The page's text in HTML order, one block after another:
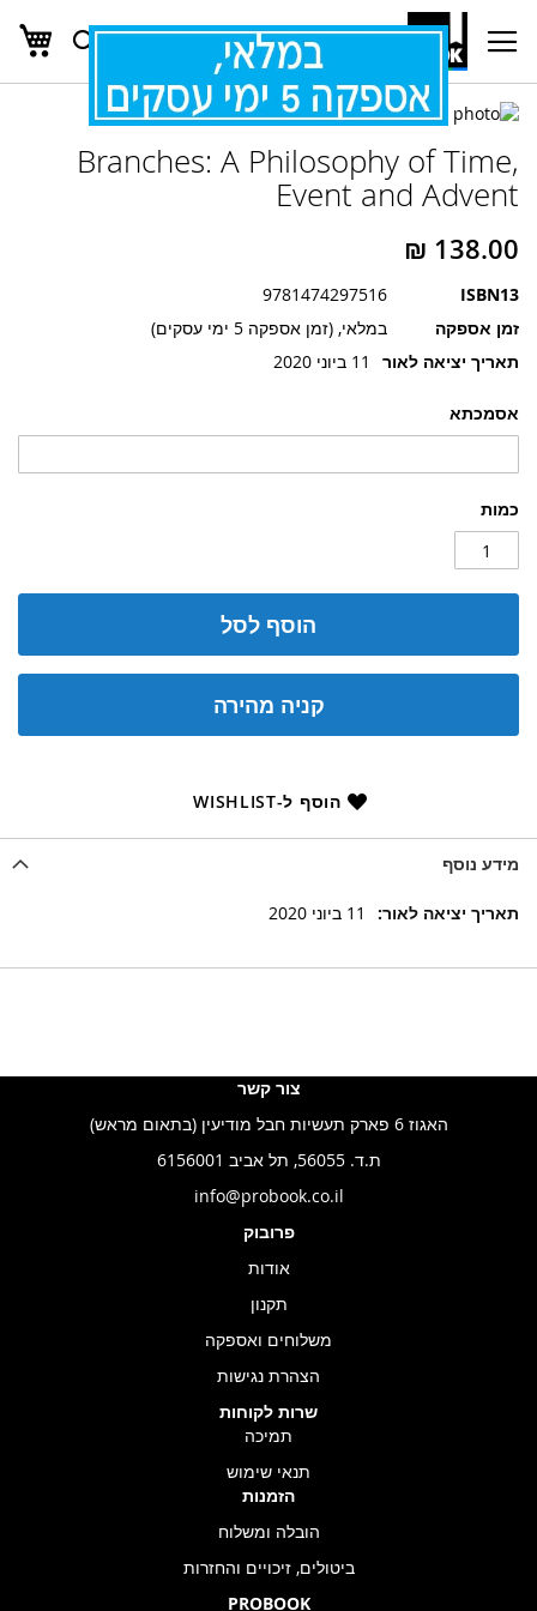
Skip
Content
חפש
אסמכתא
כמות
הוסף לסל
קניה מהירה
הוסף ל-WISHLIST
Branches: A Philosophy of Time,
Event and Advent
ISBN13
9781474297516
זמן אספקה
במלאי, (זמן אספקה 5 ימי עסקים)
תאריך יציאה לאור
11 ביוני 2020
לדלג
של
גלריית
תמונות
להתחלה
של
גלריית
מידע נוסף
מידע
11 ביוני 2020
צור קשר
האגוז 6 פארק תעשיות חבל מודיעין (בתאום מראש)
ת.ד. 56055, תל אביב 6156001
info@probook.co.il
פרובוק
אודות
תקנון
משלוחים ואספקה
הצהרת נגישות
שרות לקוחות
תמיכה
תנאי שימוש
הזמנות
הובלה ומשלוח
ביטולים, זיכויים והחזרות
PROBOOK